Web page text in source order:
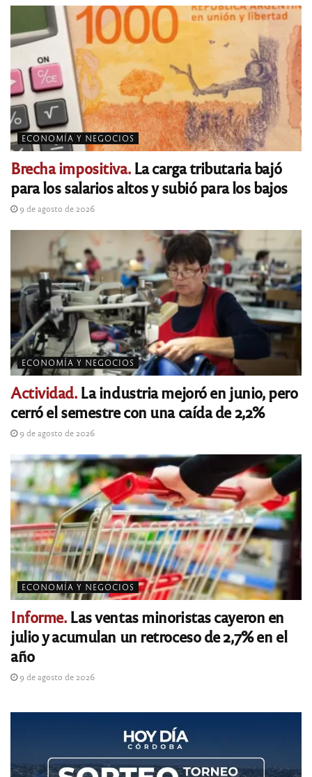
ECONOMÍA Y NEGOCIOS
Brecha impositiva.La carga tributaria bajó
para los salarios altos y subió para los bajos
9 de agosto de 2026
ECONOMÍA Y NEGOCIOS
Actividad.La industria mejoró en junio, pero
cerró el semestre con una caída de 2,2%
9 de agosto de 2026
ECONOMÍA Y NEGOCIOS
Informe.Las ventas minoristas cayeron en
julio y acumulan un retroceso de 2,7% en el
año
9 de agosto de 2026